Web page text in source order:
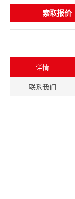
索取报价
详情
联系我们